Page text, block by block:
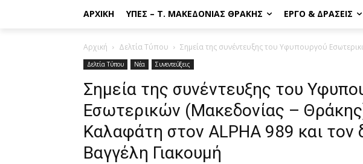
ΑΡΧΙΚΉ ΥΠΕΣ – Τ. ΜΑΚΕΔΟΝΊΑΣ ΘΡΆΚΗΣ ΈΡΓΟ & ΔΡΆΣΕΙΣ
Αρχική Δελτία Τύπου Σημεία της συνέντευξης του Υφυπουργού
Δελτία Τύπου Νέα Συνεντεύξεις
Σημεία της συνέντευξης του
Εσωτερικών (Μακεδονίας –
Καλαφάτη στον ALPHA 989 και τον
Βαγγέλη Γιακουμή